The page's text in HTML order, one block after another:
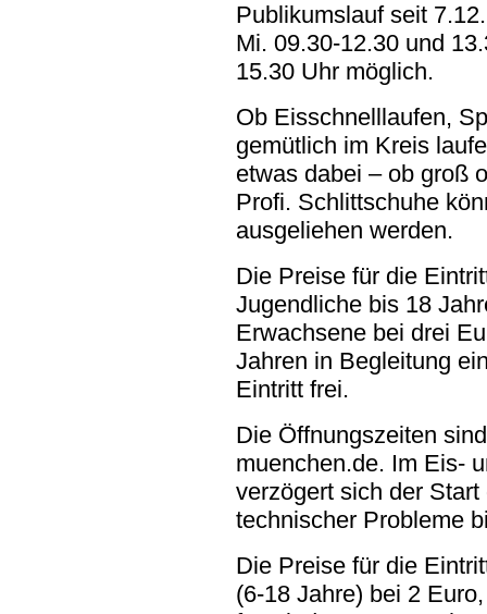
Publikumslauf seit
Mi. 09.30-12.30 und
15.30 Uhr möglich.
Ob Eisschnelllaufen,
gemütlich im Kreis
etwas dabei – ob groß
Profi. Schlittschuhe
ausgeliehen werden.
Die Preise für die
Jugendliche bis 18
Erwachsene bei drei
Jahren in Begleitung
Eintritt frei.
Die Öffnungszeiten
muenchen.de. Im Eis-
verzögert sich der
technischer Probleme
Die Preise für die
(6-18 Jahre) bei 2